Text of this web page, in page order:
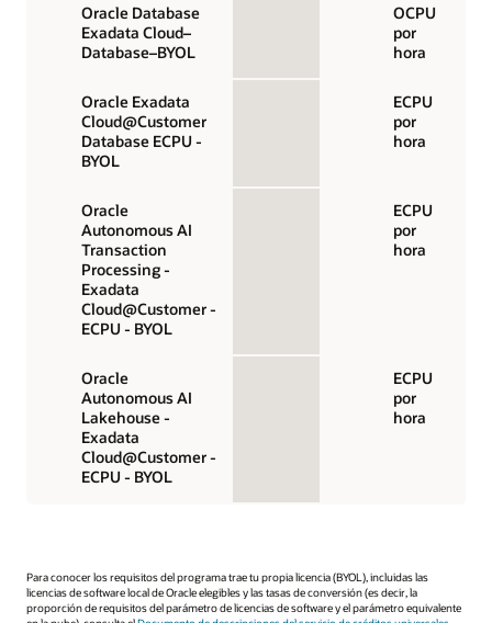
Oracle Database
Exadata Cloud–
Database–BYOL
OCPU
por
hora
Oracle Exadata
Cloud@Customer
Database ECPU -
BYOL
ECPU
por
hora
Oracle
Autonomous AI
Transaction
Processing -
Exadata
Cloud@Customer -
ECPU - BYOL
ECPU
por
hora
Oracle
Autonomous AI
Lakehouse -
Exadata
Cloud@Customer -
ECPU - BYOL
ECPU
por
hora
Para conocer los requisitos del programa trae tu propia licencia (BYOL), incluidas las
licencias de software local de Oracle elegibles y las tasas de conversión (es decir, la
proporción de requisitos del parámetro de licencias de software y el parámetro equivalente